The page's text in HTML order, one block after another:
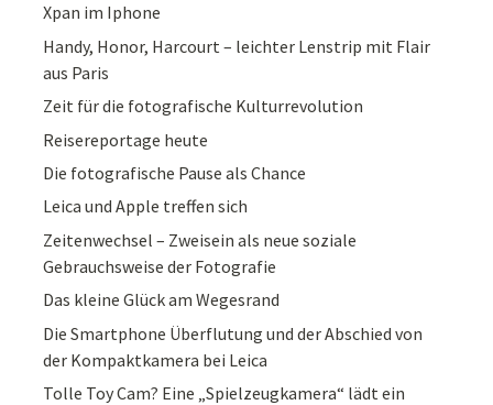
Xpan im Iphone
Handy, Honor, Harcourt – leichter Lenstrip mit Flair
aus Paris
Zeit für die fotografische Kulturrevolution
Reisereportage heute
Die fotografische Pause als Chance
Leica und Apple treffen sich
Zeitenwechsel – Zweisein als neue soziale
Gebrauchsweise der Fotografie
Das kleine Glück am Wegesrand
Die Smartphone Überflutung und der Abschied von
der Kompaktkamera bei Leica
Tolle Toy Cam? Eine „Spielzeugkamera“ lädt ein